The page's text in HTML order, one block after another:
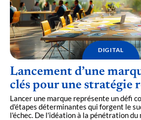
DIGITAL
Lancement d’une
clés pour une stratégie
Lancer une marque représente un défi
d'étapes déterminantes qui forgent le
l'échec. De l'idéation à la pénétration du